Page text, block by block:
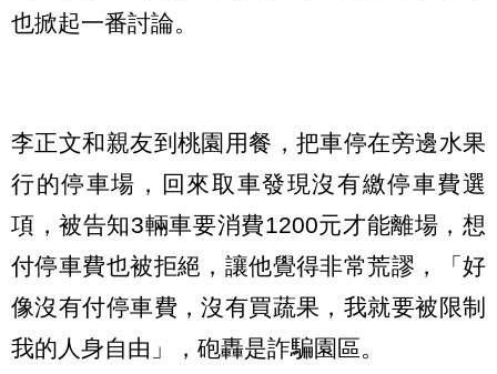
也掀起一番討論。
李正文和親友到桃園用餐，把車停在旁邊水果
行的停車場，回來取車發現沒有繳停車費選
項，被告知3輛車要消費1200元才能離場，想
付停車費也被拒絕，讓他覺得非常荒謬，「好
像沒有付停車費，沒有買蔬果，我就要被限制
我的人身自由」，砲轟是詐騙園區。